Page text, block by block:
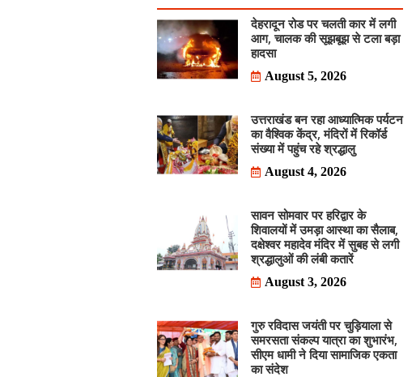
देहरादून रोड पर चलती कार में लगी
आग, चालक की सूझबूझ से टला बड़ा
हादसा
August 5, 2026
उत्तराखंड बन रहा आध्यात्मिक पर्यटन
का वैश्विक केंद्र, मंदिरों में रिकॉर्ड
संख्या में पहुंच रहे श्रद्धालु
August 4, 2026
सावन सोमवार पर हरिद्वार के
शिवालयों में उमड़ा आस्था का सैलाब,
दक्षेश्वर महादेव मंदिर में सुबह से लगी
श्रद्धालुओं की लंबी कतारें
August 3, 2026
गुरु रविदास जयंती पर चुड़ियाला से
समरसता संकल्प यात्रा का शुभारंभ,
सीएम धामी ने दिया सामाजिक एकता
का संदेश